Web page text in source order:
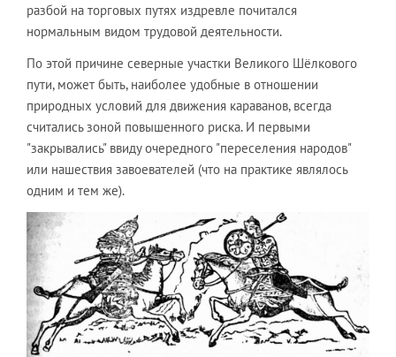
разбой на торговых путях издревле почитался
нормальным видом трудовой деятельности.
По этой причине северные участки Великого Шёлкового
пути, может быть, наиболее удобные в отношении
природных условий для движения караванов, всегда
считались зоной повышенного риска. И первыми
"закрывались" ввиду очередного "переселения народов"
или нашествия завоевателей (что на практике являлось
одним и тем же).